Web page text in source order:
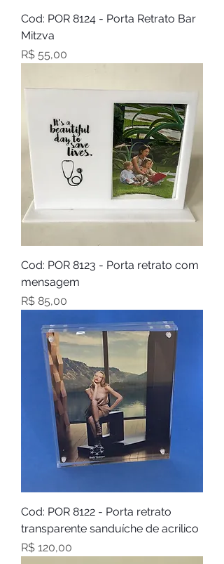
Cod: POR 8124 - Porta Retrato Bar
Mitzva
Preço
R$ 55,00
Cod: POR 8123 - Porta retrato com
mensagem
Preço
R$ 85,00
Cod: POR 8122 - Porta retrato
transparente sanduíche de acrilico
Preço
R$ 120,00